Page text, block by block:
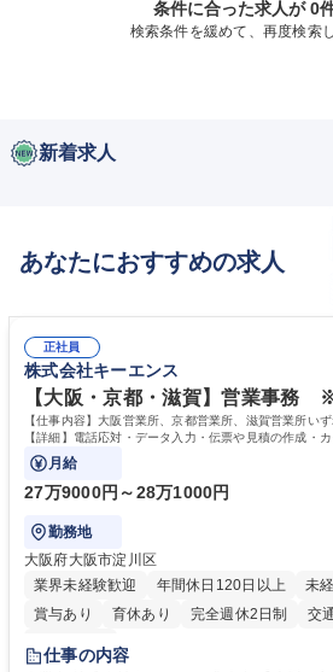
条件に合った求人が 0
検索条件を緩めて、再度検索
新着求人
あなたにおすすめの求人
正社員
株式会社キーエンス
【大阪・京都・滋賀】営業事務
【仕事内容】大阪営業所、京都営業所、滋賀営業所い
【詳細】電話応対・データ入力・伝票や見積の作成・
で発生する事務業務や業務改善をお任せ。
月給
27万9000円～28万1000円
勤務地
大阪府大阪市淀川区
業界未経験歓迎
年間休日120日以上 未
賞与あり
育休あり 完全週休2日制 交
土日祝休み
仕事の内容